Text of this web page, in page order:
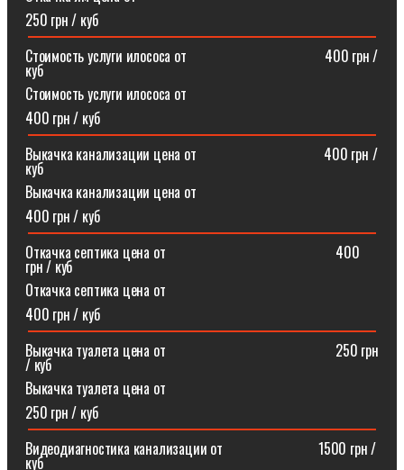
250 грн / куб
Стоимость услуги илососа от⠀⠀⠀⠀⠀⠀⠀⠀⠀⠀⠀⠀⠀400 грн /
куб
Стоимость услуги илососа от
400 грн / куб
Выкачка канализации цена от⠀⠀⠀⠀⠀⠀⠀⠀⠀⠀⠀⠀400 грн /
куб
Выкачка канализации цена от
400 грн / куб
Откачка септика цена от⠀⠀⠀⠀⠀⠀⠀⠀⠀⠀⠀⠀⠀⠀⠀⠀400
грн / куб
Откачка септика цена от
400 грн / куб
Выкачка туалета цена от⠀⠀⠀⠀⠀⠀⠀⠀⠀⠀⠀⠀⠀⠀⠀⠀250 грн
/ куб
Выкачка туалета цена от
250 грн / куб
Видеодиагностика канализации от⠀⠀⠀⠀⠀⠀⠀⠀⠀1500 грн /
куб